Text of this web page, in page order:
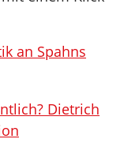
an Spahns
Dietrich